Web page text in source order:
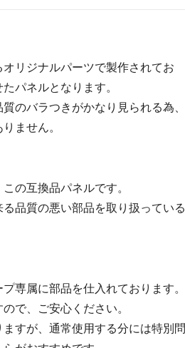
リジナルパーツで製作されてお
パネルとなります。
のバラつきがかなり見られる為、
ません。
の互換品パネルです。
品質の悪い部品を取り扱っている
専属に部品を仕入れております。
で、ご安心ください。
すが、通常使用する分には特別問